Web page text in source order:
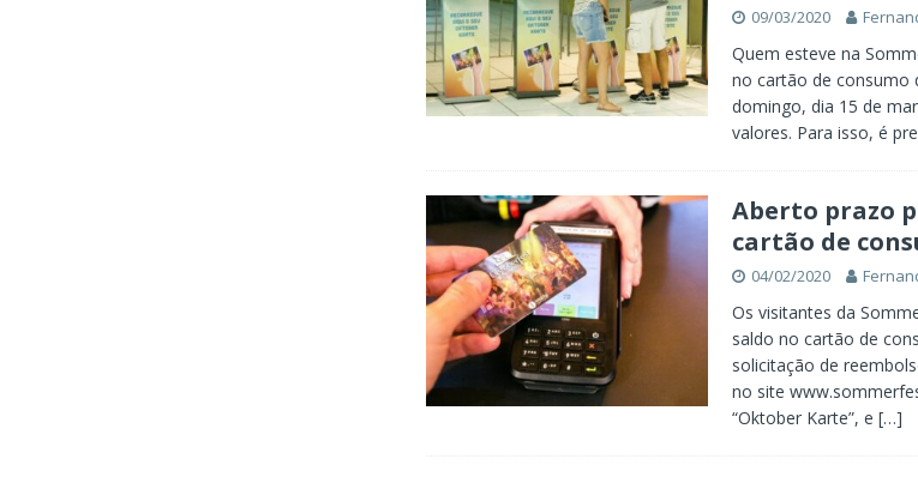
09/03/2020
Quem esteve na
no cartão de
domingo, dia 15 de
valores. Para isso, é
Aberto prazo
cartão de
04/02/2020
Os visitantes da
saldo no cartão de
solicitação de
no site
“Oktober Karte”, e […]